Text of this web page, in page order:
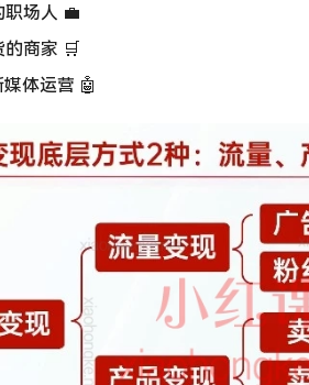
场人 💼
商家 🛒
体运营 🤖